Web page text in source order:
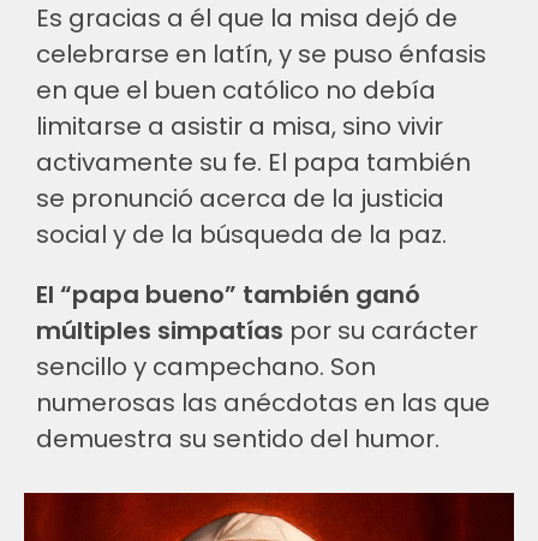
Es gracias a él que la misa dejó de
celebrarse en latín, y se puso énfasis
en que el buen católico no debía
limitarse a asistir a misa, sino vivir
activamente su fe. El papa también
se pronunció acerca de la justicia
social y de la búsqueda de la paz.
El “papa bueno” también ganó
múltiples simpatías por su carácter
sencillo y campechano. Son
numerosas las anécdotas en las que
demuestra su sentido del humor.